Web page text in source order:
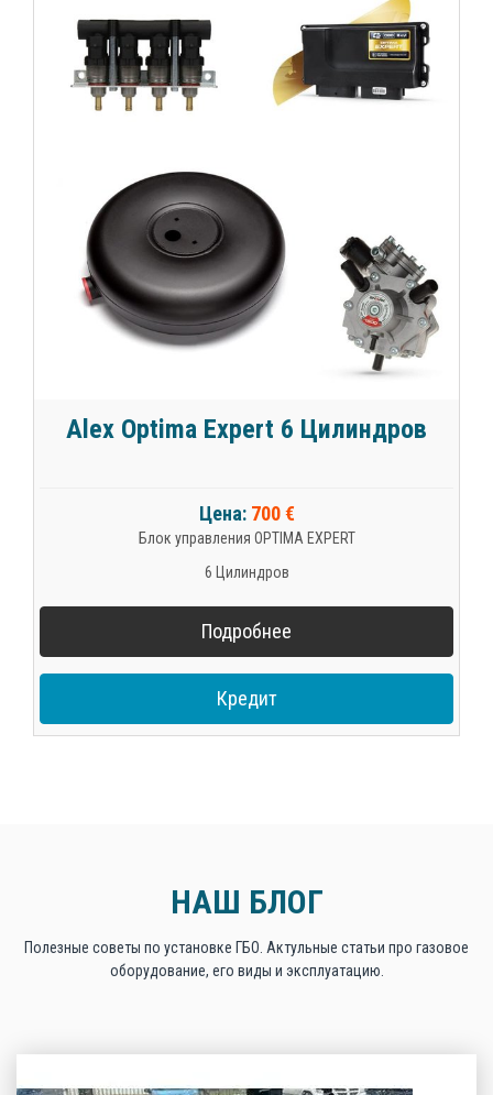
Alex Optima Expert 6 Цилиндров
Цена: 700 €
Блок управления OPTIMA EXPERT
6 Цилиндров
Подробнее
Кредит
НАШ БЛОГ
Полезные советы по установке ГБО. Актульные статьи про газовое
оборудование, его виды и эксплуатацию.